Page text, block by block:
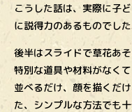
こうした話は、実際に子
に説得力のあるものでし
後半はスライドで草花あ
特別な道具や材料がなく
並べるだけ、顔を描くだ
た、シンプルな方法でも十